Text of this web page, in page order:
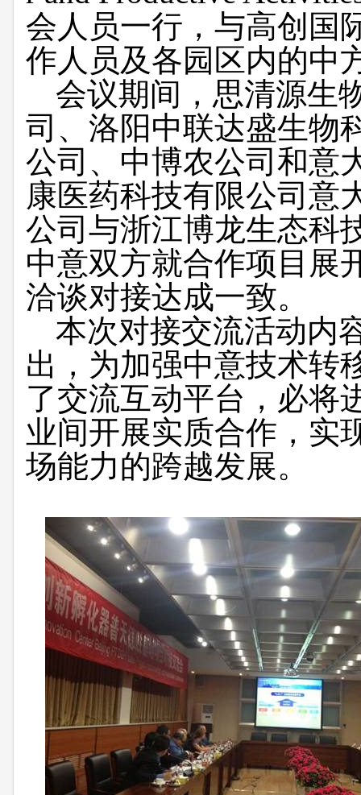
会人员一行，与高创国
作人员及各园区内的中
会议期间，思清源生
司、洛阳中联达盛生物
公司、中博农公司和意
康医药科技有限公司意
公司与浙江博龙生态科
中意双方就合作项目展
洽谈对接达成一致。
本次对接交流活动内
出，为加强中意技术转
了交流互动平台，必将
业间开展实质合作，实
场能力的跨越发展。